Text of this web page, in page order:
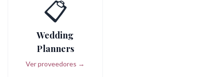
📋
Wedding
Planners
Ver proveedores →